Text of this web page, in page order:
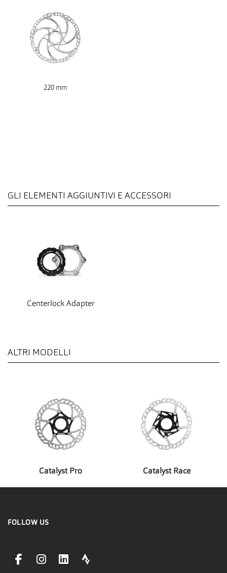
220 mm
GLI ELEMENTI AGGIUNTIVI E ACCESSORI
Centerlock Adapter
ALTRI MODELLI
Catalyst Pro Catalyst Race
FOLLOW US
facebookLink
instagramLink
linkedinLinkstravaLink